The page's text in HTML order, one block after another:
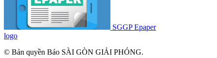
SGGP Epaper
logo
© Bản quyền Báo SÀI GÒN GIẢI PHÓNG.